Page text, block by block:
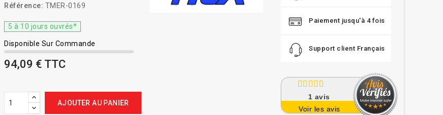
Référence: TMER-0169
5 à 10 jours ouvrés*
Disponible Sur Commande
94,09 € TTC
AJOUTER AU PANIER
Paiement jusqu'à 4 fois
Support client Français
1 avis
Voir les avis